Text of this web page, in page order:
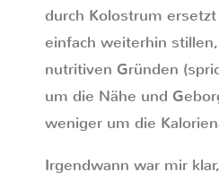
durch Kolostrum
einfach weiterhin
nutritiven Gründen
um die Nähe und
weniger um die
Irgendwann war mir